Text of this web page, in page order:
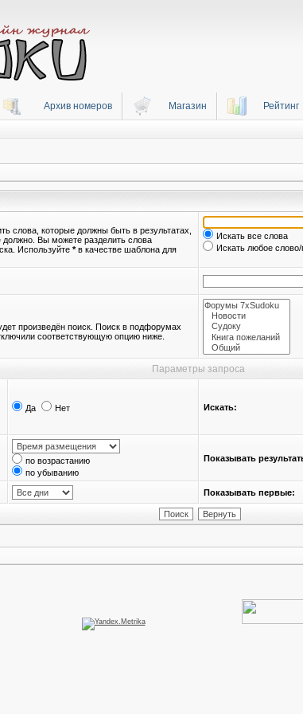
Архив номеров Магазин Рейтинг
слова, которые должны быть в результатах,
должно. Вы можете разделить слова
Используйте *в качестве шаблона для
Искать все слова
Искать любое
произведён поиск. Поиск в подфорумах
соответствующую опцию ниже.
Параметры запроса
Да Нет Искать:
по возрастанию
по убыванию
Показывать
Показывать первые: